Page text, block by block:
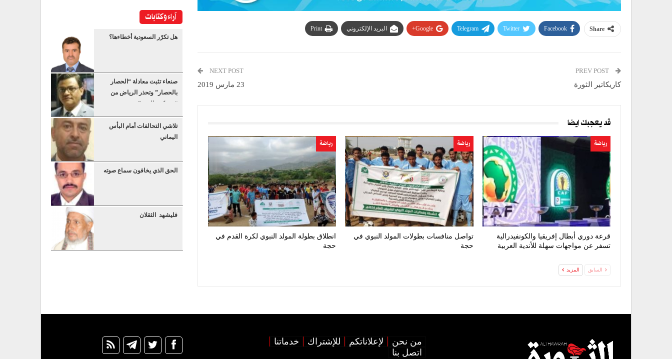
Share
Facebook
Twitter
Telegram
Google+ البريد الإلكتروني Print
كاريكاتير الثورة
NEXT POST
23 مارس 2019
قد يعجبك ايضا
رياضة
قرعة دوري أبطال إفريقيا والكونفيدرالية
تسفر عن مواجهات سهلة للأندية العربية
رياضة
تواصل منافسات بطولات المولد النبوي في
حجة
رياضة
انطلاق بطولة المولد النبوي لكرة القدم في
حجة
السابق المزيد
آراء وكتابات
هل تكرّر السعودية أخطاءها؟
صنعاء تثبت معادلة “الحصار
بالحصار” وتحذر الرياض من
“عسكرة البحر”
تلاشي التحالفات أمام البأس
اليماني
الحق الذي يخافون سماع صوته
فليشهد الثقلان
من نحن لإعلاناتكم للإشتراك
خدماتنا
اتصل بنا